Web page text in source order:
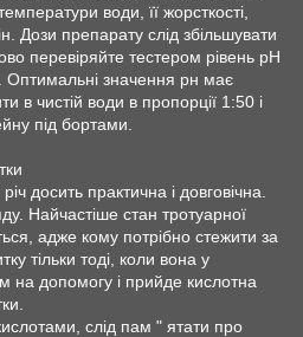
води, її жорсткості,
Дози препарату слід збільшувати
перевіряйте тестером рівень pH
значення рн має
в чистій води в пропорції 1:50 і
під бортами.
досить практична і довговічна.
Найчастіше стан тротуарної
адже кому потрібно стежити за
тільки тоді, коли вона у
на допомогу і прийде кислотна
слід пам " ятати про